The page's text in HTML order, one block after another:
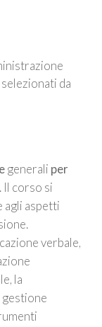
da
generali per
. Il corso si
aspetti
verbale,
la